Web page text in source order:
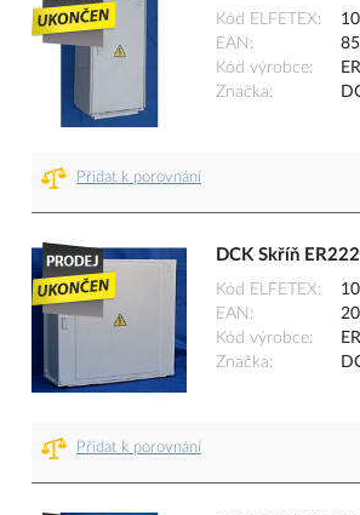
Kód ELFETEX
EAN
Kód výrobce
Značka
Přidat k porovnání
DCK Skříň
Kód ELFETEX
EAN
Kód výrobce
Značka
Přidat k porovnání